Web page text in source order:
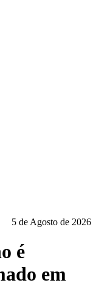
5 de Agosto de 2026
é
em